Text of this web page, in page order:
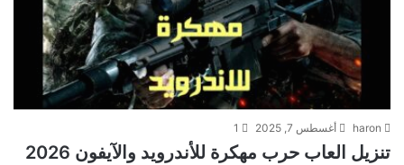
haron أغسطس 7, 2025 1
تنزيل العاب حرب مهكرة للأندرويد والآيفون 2026